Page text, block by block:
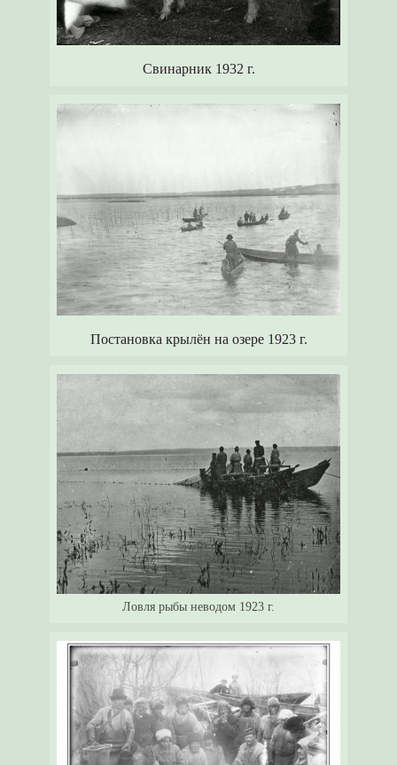
Свинарник 1932 г.
Постановка крылён на озере 1923 г.
Ловля рыбы неводом 1923 г.